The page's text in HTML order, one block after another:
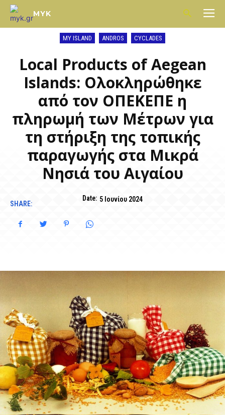
MYK
MY ISLAND ANDROS CYCLADES
Local Products of Aegean
Islands: Ολοκληρώθηκε
από τον ΟΠΕΚΕΠΕ η
πληρωμή των Μέτρων για
τη στήριξη της τοπικής
παραγωγής στα Μικρά
Νησιά του Αιγαίου
Date: 5 Ιουνίου 2024
SHARE: